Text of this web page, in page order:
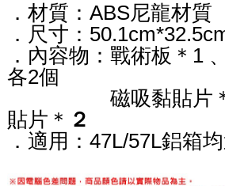
．材質：ABS尼龍材質
．尺寸：
．內容物：戰術板＊1
各2個
磁吸黏貼片
貼片＊ ２
．適用：47L/57L鋁箱